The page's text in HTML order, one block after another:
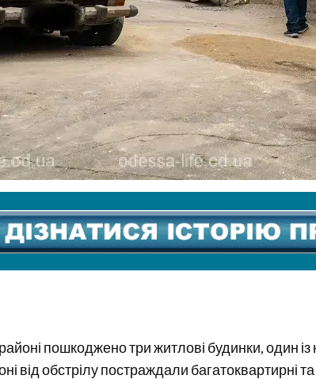
пошкоджено три житлові будинки, один із
від обстрілу постраждали багатоквартирні